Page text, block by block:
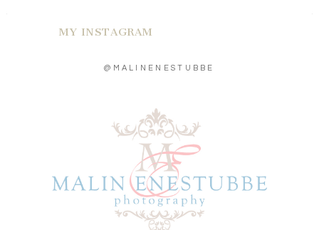
MY INSTAGRAM
@MALINENESTUBBE